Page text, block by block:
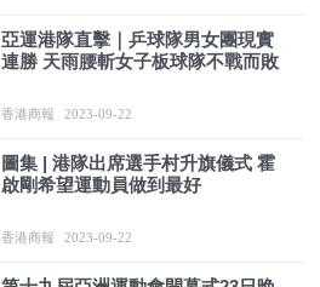
亞運港隊直擊｜乒球隊男女團現實
連勝 天雨腰斬女子板球隊不戰而敗
香港商報 2023-09-22
圖集 | 港隊出席選手村升旗儀式 霍
啟剛希望運動員做到最好
香港商報 2023-09-22